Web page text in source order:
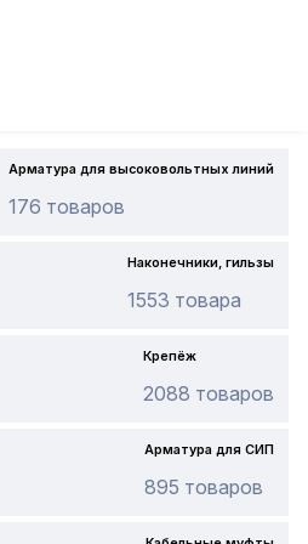
Арматура для высоковольтных линий
176 товаров
Наконечники, гильзы
1553 товара
Крепёж
2088 товаров
Арматура для СИП
895 товаров